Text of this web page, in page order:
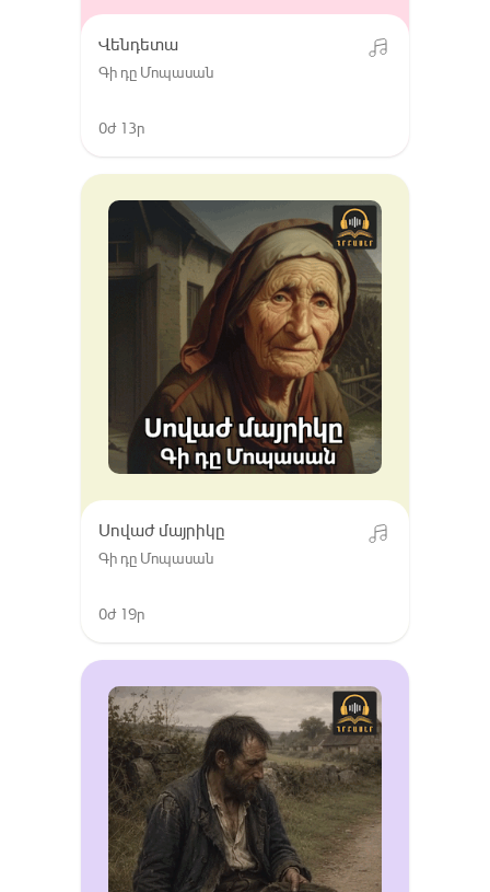
Վենդետա
Գի դը Մոպասան
0ժ 13ր
Սովաժ մայրիկը
Գի դը Մոպասան
0ժ 19ր